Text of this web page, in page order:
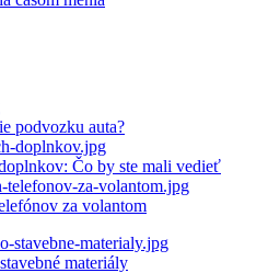
podvozku auta?
Čo by ste mali vedieť
za volantom
materiály